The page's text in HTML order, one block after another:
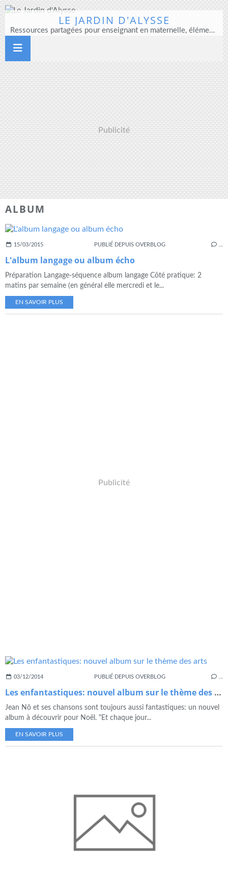
LE JARDIN D'ALYSSE
Ressources partagées pour enseignant en maternelle, élémentaire et direction d'école
Publicité
ALBUM
15/03/2015 PUBLIÉ DEPUIS OVERBLOG
L'album langage ou album écho
Préparation Langage-séquence album langage Côté pratique: 2
matins par semaine (en général elle mercredi et le...
EN SAVOIR PLUS
Publicité
03/12/2014 PUBLIÉ DEPUIS OVERBLOG
Les enfantastiques: nouvel album sur le thème des arts
Jean Nô et ses chansons sont toujours aussi fantastiques: un nouvel
album à découvrir pour Noël. "Et chaque jour...
EN SAVOIR PLUS